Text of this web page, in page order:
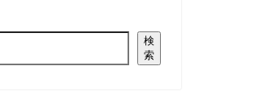
検
索